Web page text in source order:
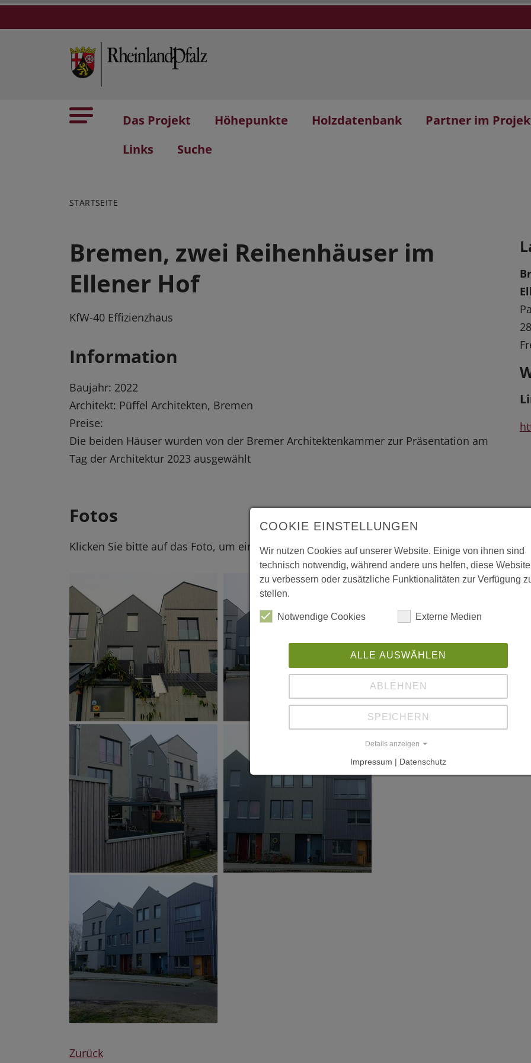
Das Projekt Höhepunkte Holzdatenbank
Partner im
Links
Suche
STARTSEITE
Bremen, zwei Reihenhäuser im
Ellener Hof
KfW-40 Effizienzhaus
Information
Baujahr: 2022
Architekt: Püffel Architekten, Bremen
Preise:
Die beiden Häuser wurden von der Bremer Architektenkammer zur Präsentation am
Tag der Architektur 2023 ausgewählt
Fotos
Klicken Sie bitte auf das Foto, um eine vergrößerte Darstellung zu erhalten.
Zurück
COOKIE EINSTELLUNGEN
Wir nutzen Cookies auf unserer Website. Einige von ihnen sind
technisch notwendig, während andere uns helfen, diese Website
zu verbessern oder zusätzliche Funktionalitäten zur Verfügung
stellen.
Notwendige Cookies Externe Medien
ALLE AUSWÄHLEN
ABLEHNEN
SPEICHERN
Details anzeigen
Impressum | Datenschutz